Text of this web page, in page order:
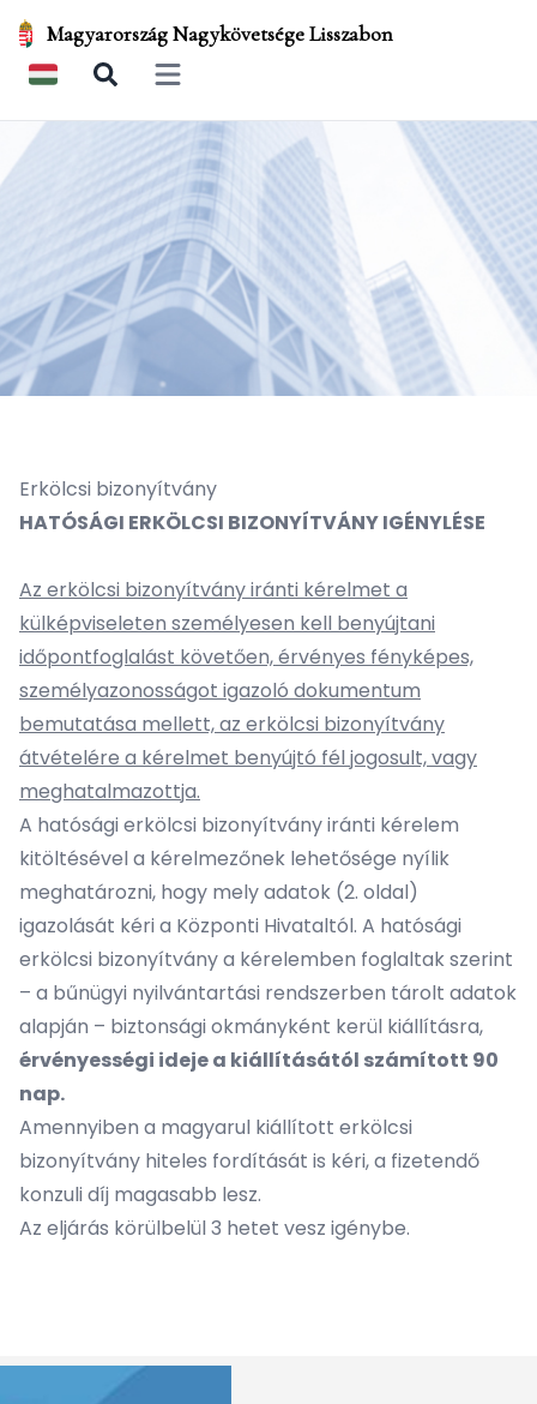
Magyarország Nagykövetsége Lisszabon
Open main menu
Erkölcsi bizonyítvány
HATÓSÁGI ERKÖLCSI BIZONYÍTVÁNY IGÉNYLÉSE
Az erkölcsi bizonyítvány iránti kérelmet a
külképviseleten személyesen kell benyújtani
időpontfoglalást követően, érvényes fényképes,
személyazonosságot igazoló dokumentum
bemutatása mellett, az erkölcsi bizonyítvány
átvételére a kérelmet benyújtó fél jogosult, vagy
meghatalmazottja.
A hatósági erkölcsi bizonyítvány iránti kérelem
kitöltésével a kérelmezőnek lehetősége nyílik
meghatározni, hogy mely adatok (2. oldal)
igazolását kéri a Központi Hivataltól. A hatósági
erkölcsi bizonyítvány a kérelemben foglaltak szerint
– a bűnügyi nyilvántartási rendszerben tárolt adatok
alapján – biztonsági okmányként kerül kiállításra,
érvényességi ideje a kiállításától számított 90
nap.
Amennyiben a magyarul kiállított erkölcsi
bizonyítvány hiteles fordítását is kéri, a fizetendő
konzuli díj magasabb lesz.
Az eljárás körülbelül 3 hetet vesz igénybe.